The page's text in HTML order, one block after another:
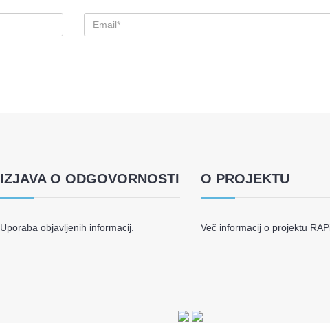
IZJAVA O ODGOVORNOSTI
Uporaba objavljenih informacij.
O PROJEKTU
Več informacij o projektu